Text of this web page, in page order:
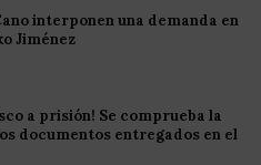
interponen una demanda en
Jiménez
a prisión! Se comprueba la
documentos entregados en el